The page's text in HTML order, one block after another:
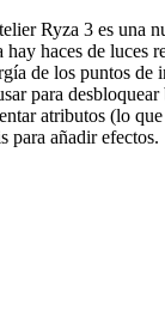
Ryza 3 es una
haces de luces
de los puntos de
para desbloquear
atributos (lo
para añadir efectos.